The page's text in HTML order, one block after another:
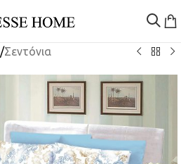
/Σεντόνια